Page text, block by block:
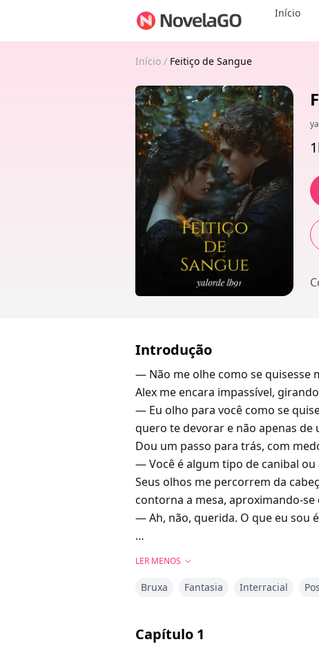
Início
Início / Feitiço de Sangue
Introdução
— Não me olhe como se quisesse
Alex me encara impassível,
— Eu olho para você como se
quero te devorar e não apenas de
Dou um passo para trás, com
— Você é algum tipo de canibal ou
Seus olhos me percorrem da
contorna a mesa, aproximando-se
— Ah, não, querida. O que eu sou
do acidente. Sua recuperação é
Três anos após acordar do
infundadas.
LER MENOS
Bruxa Fantasia Interracial
Capítulo 1